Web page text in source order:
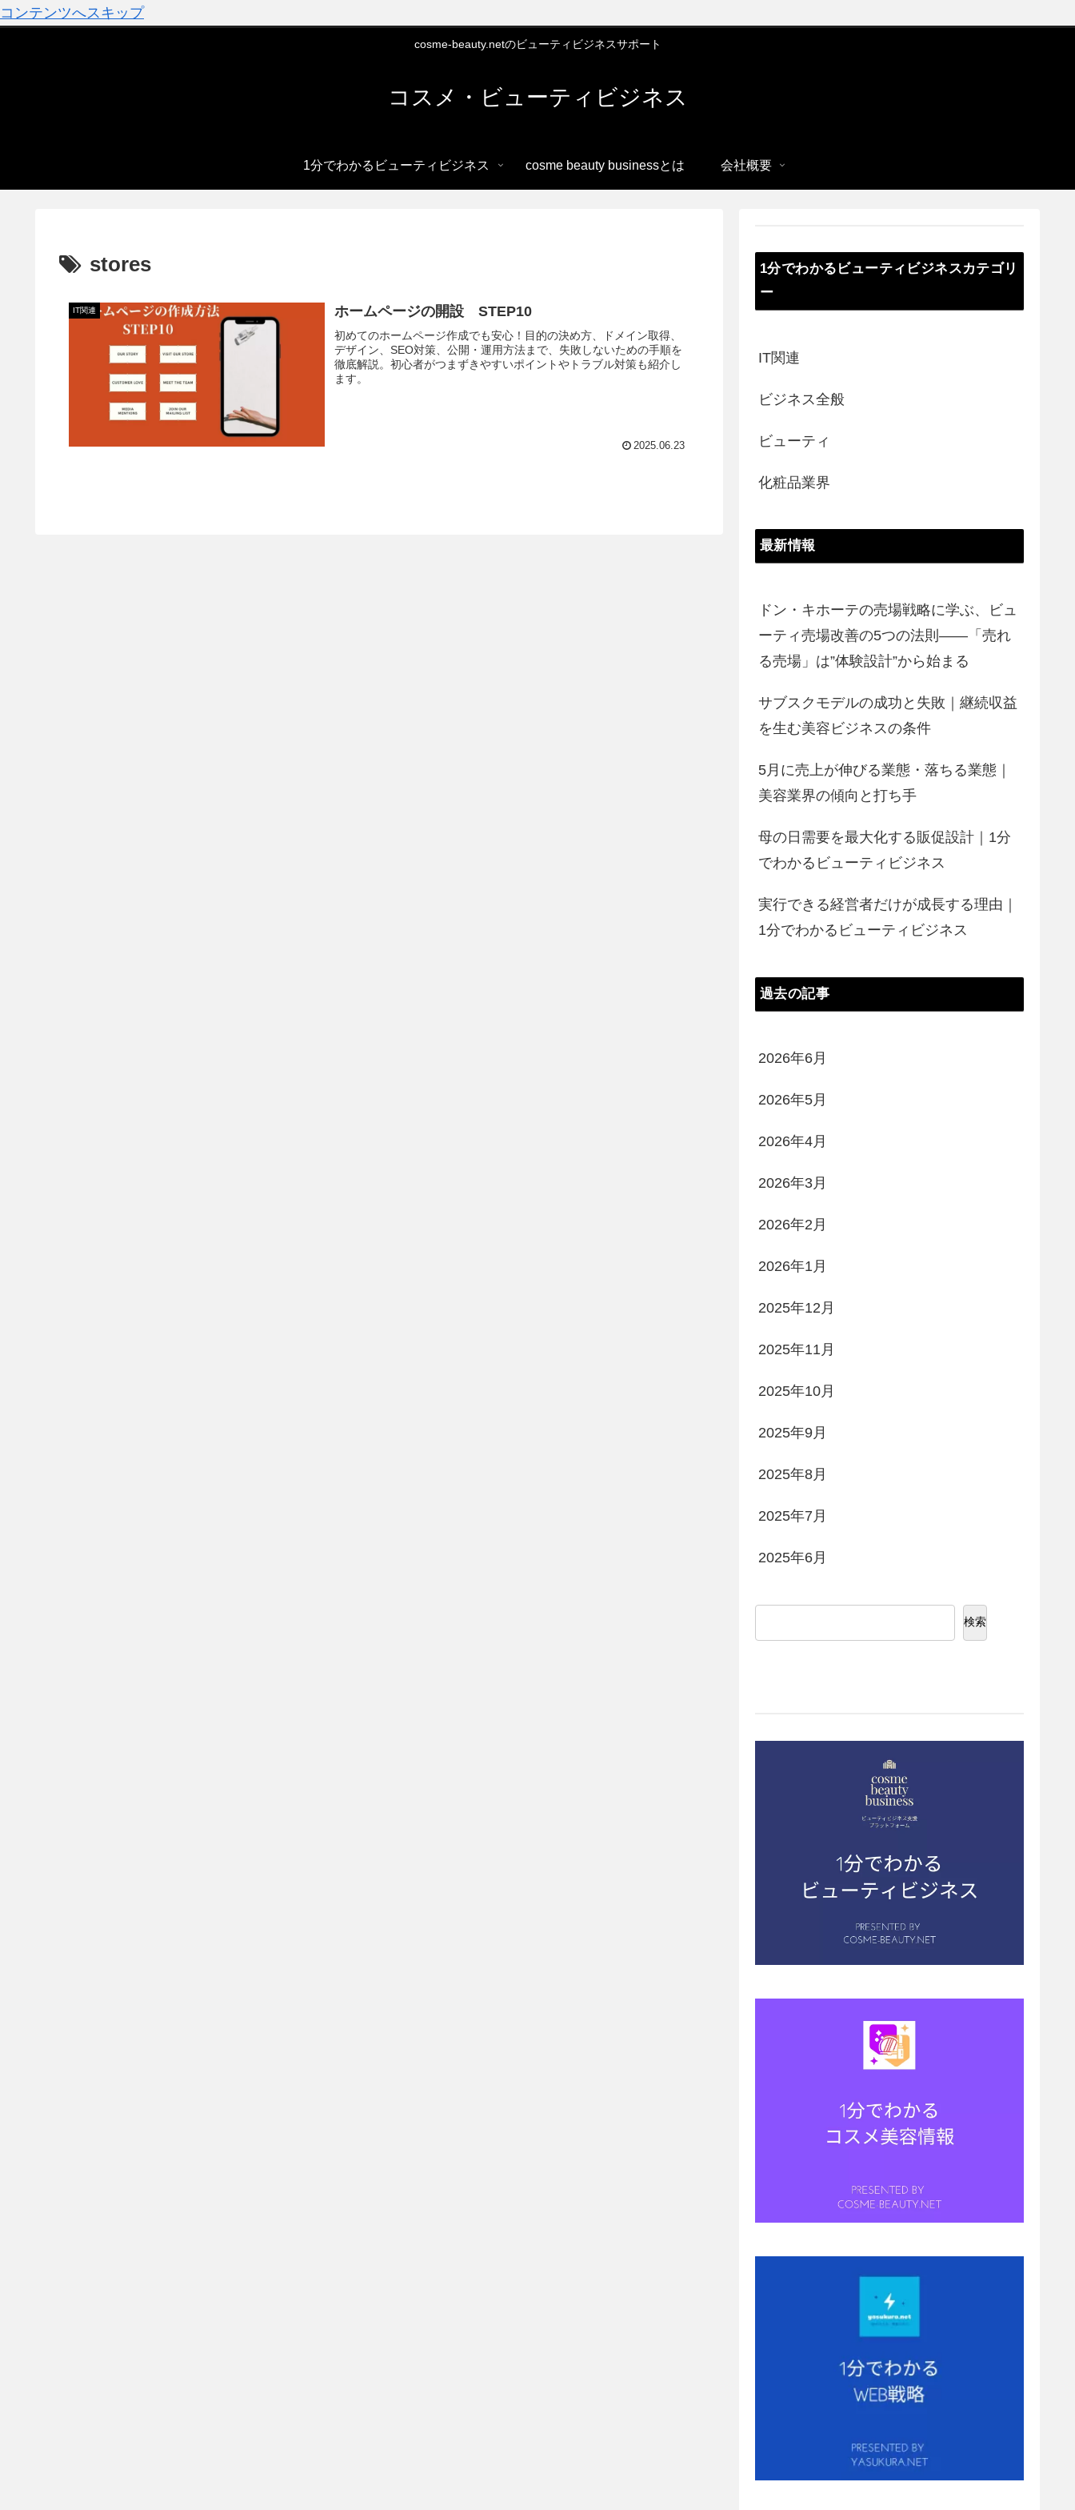
コンテンツへスキップ
cosme-beauty.netのビューティビジネスサポート
コスメ・ビューティビジネス
1分でわかるビューティビジネス cosme beauty businessとは 会社概要
stores
IT関連 ホームページの開設 STEP10
初めてのホームページ作成でも安心！目的の決め方、ドメイン取得、
デザイン、SEO対策、公開・運用方法まで、失敗しないための手順を
徹底解説。初心者がつまずきやすいポイントやトラブル対策も紹介し
ます。
2025.06.23
1分でわかるビューティビジネスカテゴリ
ー
IT関連
ビジネス全般
ビューティ
化粧品業界
最新情報
ドン・キホーテの売場戦略に学ぶ、ビュ
ーティ売場改善の5つの法則――「売れ
る売場」は”体験設計”から始まる
サブスクモデルの成功と失敗｜継続収益
を生む美容ビジネスの条件
5月に売上が伸びる業態・落ちる業態｜
美容業界の傾向と打ち手
母の日需要を最大化する販促設計｜1分
でわかるビューティビジネス
実行できる経営者だけが成長する理由｜
1分でわかるビューティビジネス
過去の記事
2026年6月
2026年5月
2026年4月
2026年3月
2026年2月
2026年1月
2025年12月
2025年11月
2025年10月
2025年9月
2025年8月
2025年7月
2025年6月
検索